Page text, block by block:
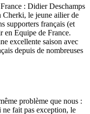
: Didier Deschamps
Cherki, le jeune ailier de
supporters français (et
en Equipe de France.
excellente saison avec
depuis de nombreuses
problème que nous :
fait pas exception, le